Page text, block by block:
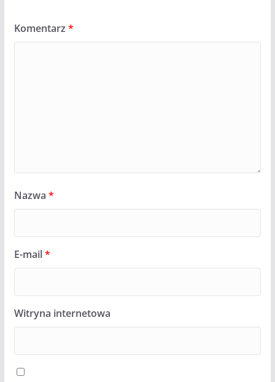
Komentarz *
Nazwa *
E-mail*
Witryna internetowa